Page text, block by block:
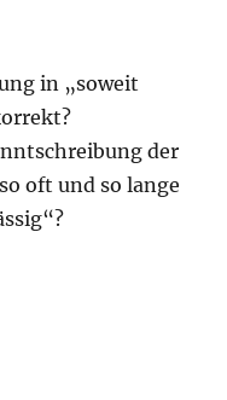
in „soweit
der
oft und so lange